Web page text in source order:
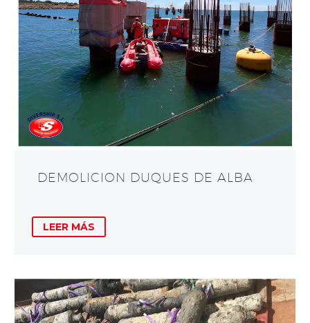
DEMOLICION DUQUES DE ALBA
LEER MÁS